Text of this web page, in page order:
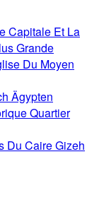
Capitale Et La
Grande
Du Moyen
Ägypten
Quartier
Du Caire Gizeh